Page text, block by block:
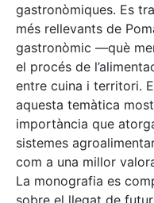
gastronòmiques. Es
més rellevants de
gastronòmic —què
el procés de
entre cuina i territori.
aquesta temàtica
importància que
sistemes
com a una millor
La monografia es
sobre el llegat de